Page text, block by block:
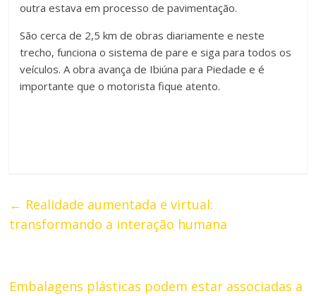
outra estava em processo de pavimentação.
São cerca de 2,5 km de obras diariamente e neste
trecho, funciona o sistema de pare e siga para todos os
veículos. A obra avança de Ibiúna para Piedade e é
importante que o motorista fique atento.
← Realidade aumentada e virtual:
transformando a interação humana
Embalagens plásticas podem estar associadas a